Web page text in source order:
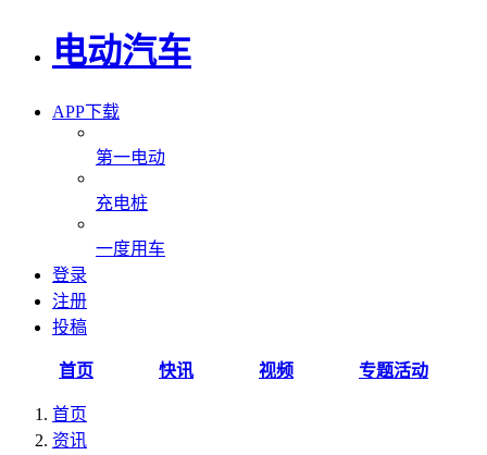
电动汽车
APP下载
第一电动
充电桩
一度用车
登录
注册
投稿
首页 快讯 视频 专题活动
首页
资讯